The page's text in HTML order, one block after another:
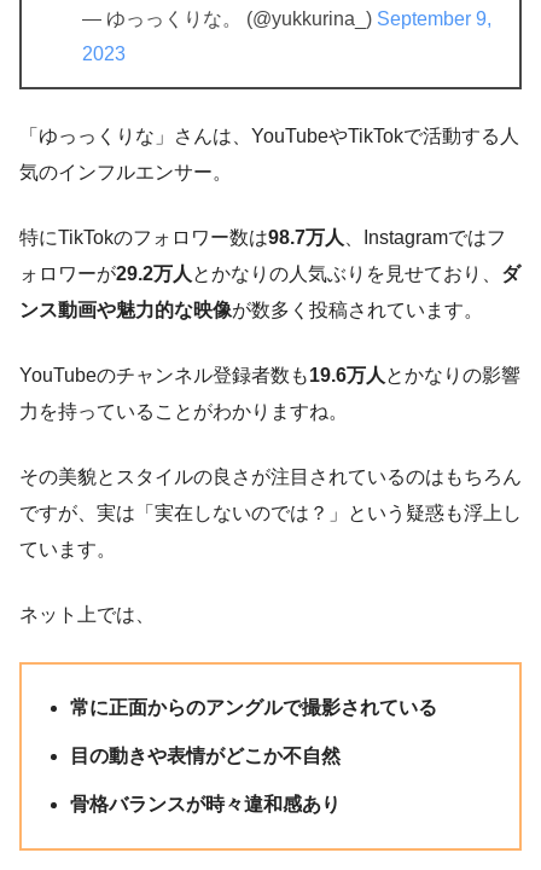
— ゆっっくりな。 (@yukkurina_) September 9,
2023
「ゆっっくりな」さんは、YouTubeやTikTokで活動する人
気のインフルエンサー。
特にTikTokのフォロワー数は98.7万人、Instagramではフ
ォロワーが29.2万人とかなりの人気ぶりを見せており、 ダ
ンス動画や魅力的な映像が数多く投稿されています。
YouTubeのチャンネル登録者数も19.6万人とかなりの影響
力を持っていることがわかりますね。
その美貌とスタイルの良さが注目されているのはもちろん
ですが、実は「実在しないのでは？」という疑惑も浮上し
ています。
ネット上では、
常に正面からのアングルで撮影されている
目の動きや表情がどこか不自然
骨格バランスが時々違和感あり